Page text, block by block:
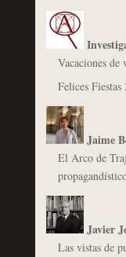
Vacaciones de
Felices Fiestas
Jaime
El Arco de
Javier
Las vistas de